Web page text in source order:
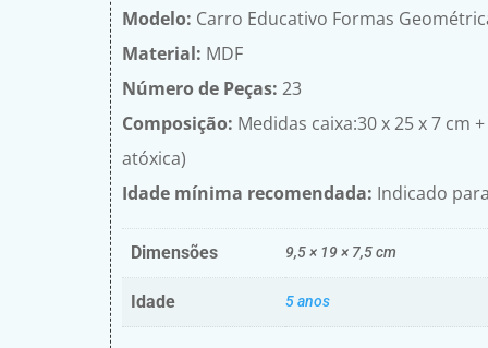
Modelo: Carro Educativo Formas
Material: MDF
Número de Peças: 23
Composição: Medidas caixa:30 x 25 x 7 cm
atóxica)
Idade mínima recomendada: Indicado
Dimensões 9,5 × 19 × 7,5 cm
Idade 5 anos